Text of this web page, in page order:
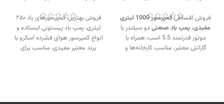
فروش اقساطی
کمپرسور 1000 لیتری
مفیدی، پمپ باد صنعتیدو سیلندر با
موتور قدرتمند 5.5 اسب، همراه با
گارانتی معتبر، مناسب کارخانه‌ها و
فروش بهترین کمپرسورهای باد ۲۵۰
لیتری، پمپ باد پیستونی ایستاده و
انواع کمپرسور هوای فشرده اسکرو با
برند معتبر مفیدی، مناسب برای